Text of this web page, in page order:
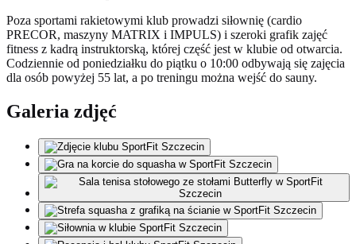
Poza sportami rakietowymi klub prowadzi siłownię (cardio
PRECOR, maszyny MATRIX i IMPULS) i szeroki grafik zajęć
fitness z kadrą instruktorską, której część jest w klubie od otwarcia.
Codziennie od poniedziałku do piątku o 10:00 odbywają się zajęcia
dla osób powyżej 55 lat, a po treningu można wejść do sauny.
Galeria zdjęć